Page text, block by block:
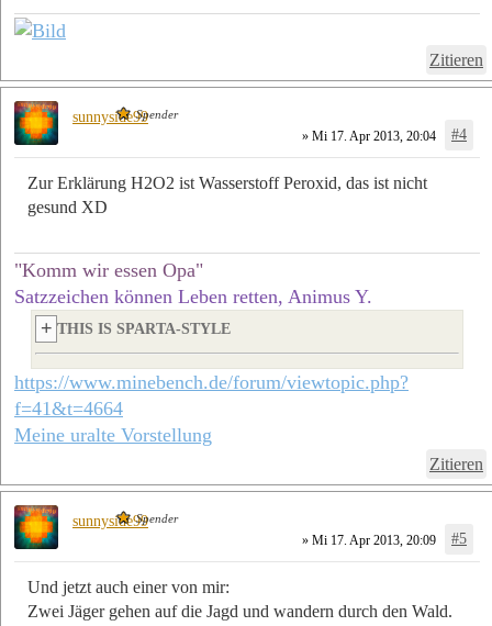
Zitieren
» Mi 17. Apr 2013, 20:04 #4
Zur Erklärung H2O2 ist Wasserstoff Peroxid, das ist nicht
gesund XD
"Komm wir essen Opa"
Satzzeichen können Leben retten, Animus Y.
THIS IS SPARTA-STYLE
https://www.minebench.de/forum/viewtopic.php?
f=41&t=4664
Meine uralte Vorstellung
Zitieren
sunnyside99Spender
» Mi 17. Apr 2013, 20:09 #5
Und jetzt auch einer von mir:
Zwei Jäger gehen auf die Jagd und wandern durch den Wald.
sunnyside99Spender